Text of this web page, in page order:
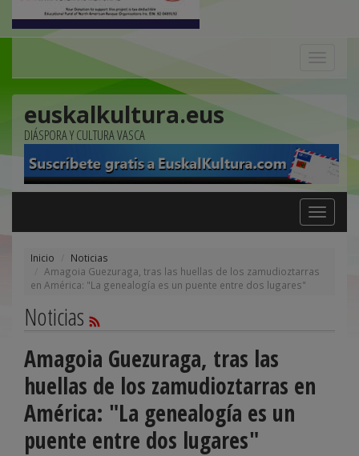
euskalkultura.eus
DIÁSPORA Y CULTURA VASCA
Toggle
navigation
Inicio
Noticias
Amagoia Guezuraga, tras las huellas de los zamudioztarras
en América: "La genealogía es un puente entre dos lugares"
Noticias
Amagoia Guezuraga, tras las
huellas de los zamudioztarras en
América: "La genealogía es un
puente entre dos lugares"